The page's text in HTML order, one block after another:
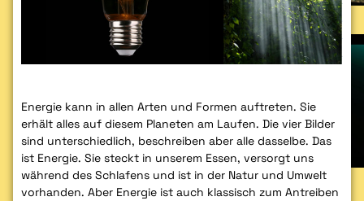
Energie kann in allen Arten und Formen auftreten. Sie
erhält alles auf diesem Planeten am Laufen. Die vier Bilder
sind unterschiedlich, beschreiben aber alle dasselbe. Das
ist Energie. Sie steckt in unserem Essen, versorgt uns
während des Schlafens und ist in der Natur und Umwelt
vorhanden. Aber Energie ist auch klassisch zum Antreiben